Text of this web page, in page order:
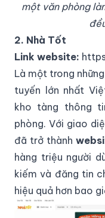
một văn phòng
2. Nhà Tốt
Link website:
Là một trong
tuyến lớn nhất
kho tàng thông
phòng. Với giao
đã trở thành
hàng triệu người
kiếm và đăng tin
hiệu quả hơn bao